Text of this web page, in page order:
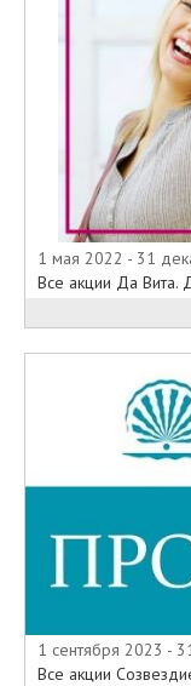
1 мая 2022 - 31
Все акции Да Вита.
1 сентября 2023 -
Все акции